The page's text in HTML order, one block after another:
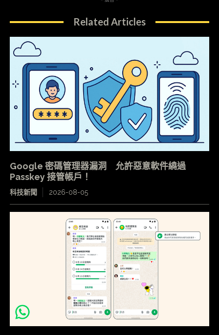
Related Articles
Google 密碼管理器漏洞 允許惡意軟件繞過
Passkey 接管帳戶！
科技新聞 2026-08-05